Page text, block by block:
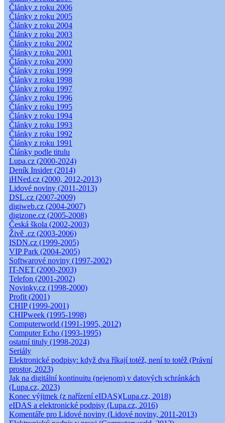
Články z roku 2006
Články z roku 2005
Články z roku 2004
Články z roku 2003
Články z roku 2002
Články z roku 2001
Články z roku 2000
Články z roku 1999
Články z roku 1998
Články z roku 1997
Články z roku 1996
Články z roku 1995
Články z roku 1994
Články z roku 1993
Články z roku 1992
Články z roku 1991
Články podle titulu
Lupa.cz (2000-2024)
Deník Insider (2014)
iHNed.cz (2000, 2012-2013)
Lidové noviny (2011-2013)
DSL.cz (2007-2009)
digiweb.cz (2004-2007)
digizone.cz (2005-2008)
Česká škola (2002-2003)
Živě .cz (2003-2006)
ISDN.cz (1999-2005)
VIP Park (2004-2005)
Softwarové noviny (1997-2002)
IT-NET (2000-2003)
Telefon (2001-2002)
Novinky.cz (1998-2000)
Profit (2001)
CHIP (1999-2001)
CHIPweek (1995-1998)
Computerworld (1991-1995, 2012)
Computer Echo (1993-1995)
ostatní tituly (1998-2024)
Seriály
Elektronické podpisy: když dva říkají totéž, není to totéž (Právní
prostor, 2023)
Jak na digitální kontinuitu (nejenom) v datových schránkách
(Lupa.cz, 2023)
Konec výjimek (z nařízení eIDAS)(Lupa.cz, 2018)
eIDAS a elektronické podpisy (Lupa.cz, 2016)
Komentáře pro Lidové noviny (Lidové noviny, 2011-2013)